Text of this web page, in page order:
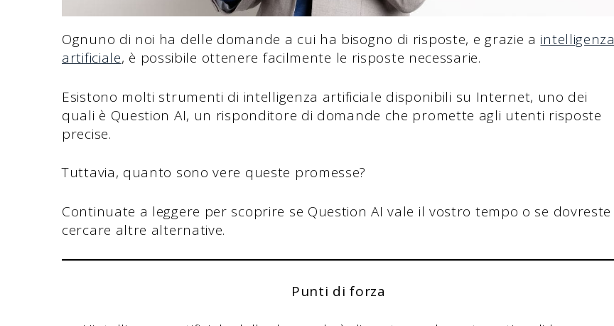
Ognuno di noi ha delle domande a cui ha bisogno di risposte, e grazie a intelligenza
artificiale, è possibile ottenere facilmente le risposte necessarie.
Esistono molti strumenti di intelligenza artificiale disponibili su Internet, uno dei
quali è Question AI, un risponditore di domande che promette agli utenti risposte
precise.
Tuttavia, quanto sono vere queste promesse?
Continuate a leggere per scoprire se Question AI vale il vostro tempo o se dovreste
cercare altre alternative.
Punti di forza